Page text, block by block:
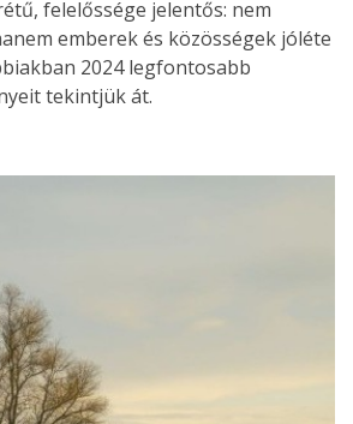
felelőssége jelentős: nem
emberek és közösségek jóléte
2024 legfontosabb
tekintjük át.